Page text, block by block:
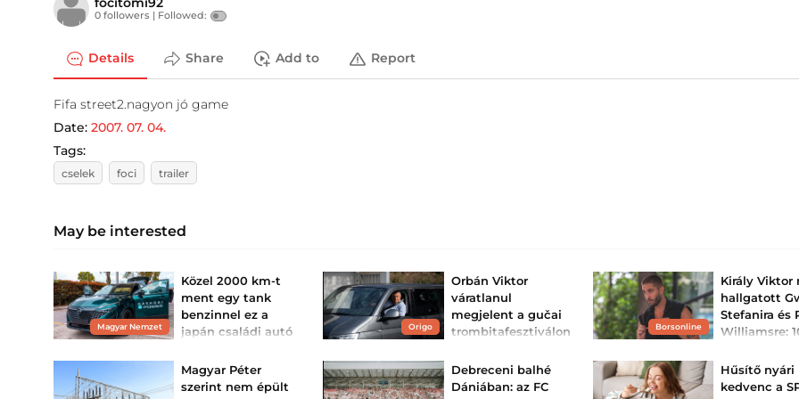
0 followers | Followed:
Details Share Add to Report
Fifa street2.nagyon jó game
Date: 2007. 07. 04.
Tags:
cselek foci trailer
May be interested
Magyar Nemzet
Közel 2000 km-t
ment egy tank
benzinnel ez a
japán családi autó
kategóriájában a hibrid
crossover.
Origo
Orbán Viktor
váratlanul
megjelent a gučai
trombitafesztiválon
Sör, csevap és
trombitaszó.
Borsonline
Király Viktor
hallgatott
Stefanira és
Williamsre:
igazuk ...
Az énekes
változott az
Magyar Péter
szerint nem épült
Debreceni balhé
Dániában: az FC
Hűsítő nyári
kedvenc a